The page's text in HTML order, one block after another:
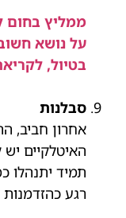
ממליץ בחום
על נושא
בטיול,
סבלנות
אחרון חביב,
האיטלקיים יש
תמיד יתנהלו
רגע